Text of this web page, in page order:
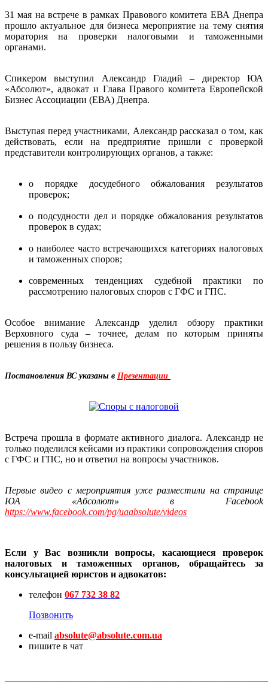
31 мая на встрече в рамках Правового комитета ЕВА Днепра
прошло актуальное для бизнеса мероприятие на тему снятия
моратория на проверки налоговыми и таможенными
органами.
Спикером выступил Александр Гладий – директор ЮА
«Абсолют», адвокат и Глава Правого комитета Европейской
Бизнес Ассоциации (ЕВА) Днепра.
Выступая перед участниками, Александр рассказал о том, как
действовать, если на предприятие пришли с проверкой
представители контролирующих органов, а также:
о порядке досудебного обжалования результатов
проверок;
о подсудности дел и порядке обжалования результатов
проверок в судах;
о наиболее часто встречающихся категориях налоговых
и таможенных споров;
современных тенденциях судебной практики по
рассмотрению налоговых споров с ГФС и ГПС.
Особое внимание Александр уделил обзору практики
Верховного суда – точнее, делам по которым приняты
решения в пользу бизнеса.
Постановления ВС указаны в Презентации
Встреча прошла в формате активного диалога. Александр не
только поделился кейсами из практики сопровождения споров
с ГФС и ГПС, но и ответил на вопросы участников.
Первые видео с мероприятия уже разместили на странице
ЮА «Абсолют» в Facebook
https://www.facebook.com/pg/uaabsolute/videos
Если у Вас возникли вопросы, касающиеся проверок
налоговых и таможенных органов, обращайтесь за
консультацией юристов и адвокатов:
телефон 067 732 38 82
Позвонить
e-mail absolute@absolute.com.ua
пишите в чат